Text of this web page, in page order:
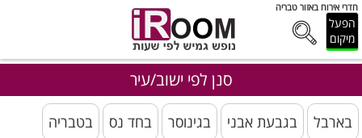
חדרי אירוח באזור טבריה
הפעל
מיקום
סנן לפי ישוב/עיר
בארבל בגבעת אבני בגינוסר בחד נס בטבריה